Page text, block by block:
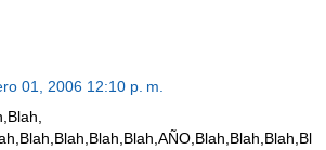
01, 2006 12:10 p. m.